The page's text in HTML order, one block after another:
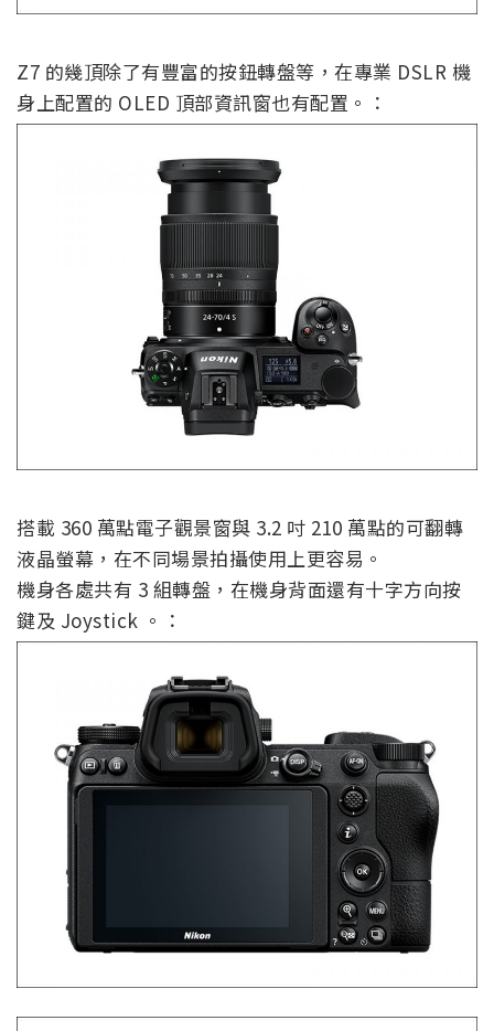
Z7 的幾頂除了有豐富的按鈕轉盤等，在專業 DSLR 機
身上配置的 OLED 頂部資訊窗也有配置。：
搭載 360 萬點電子觀景窗與 3.2 吋 210 萬點的可翻轉
液晶螢幕，在不同場景拍攝使用上更容易。
機身各處共有 3 組轉盤，在機身背面還有十字方向按
鍵及 Joystick 。：